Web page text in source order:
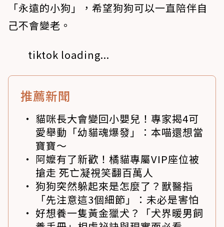
「永遠的小狗」，希望狗狗可以一直陪伴自
己不會變老。
tiktok loading...
推薦新聞
貓咪長大會變回小嬰兒！專家揭4可
愛舉動「幼貓魂爆發」：本喵還想當
寶寶～
阿嬤有了新歡！橘貓專屬VIP座位被
搶走 死亡凝視笑翻百萬人
狗狗突然躲起來是怎麼了？獸醫指
「先注意這3個細節」：未必是害怕
好想養一隻黃金獵犬？「犬界暖男飼